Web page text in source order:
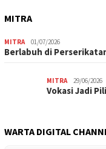
MITRA
MITRA 01/07/2026
Berlabuh di
MITRA 29/06/2026
Vokasi Jadi
WARTA DIGITAL